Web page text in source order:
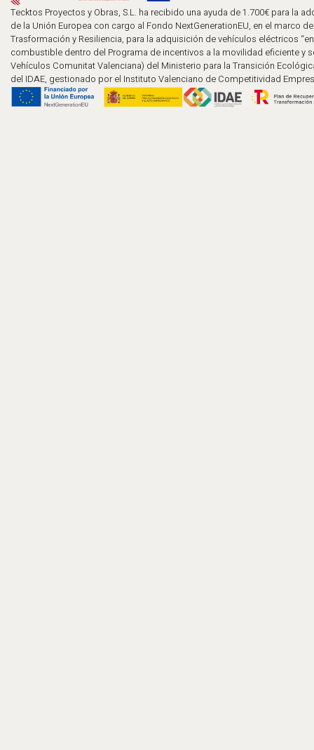
Tecktos Proyectos y Obras, S.L. ha recibido una ayuda de 1.700€ para la
de la Unión Europea con cargo al Fondo NextGenerationEU, en el marco
Trasformación y Resiliencia, para la adquisición de vehículos eléctricos
combustible dentro del Programa de incentivos a la movilidad eficiente y
Vehículos Comunitat Valenciana) del Ministerio para la Transición
del IDAE, gestionado por el Instituto Valenciano de Competitividad